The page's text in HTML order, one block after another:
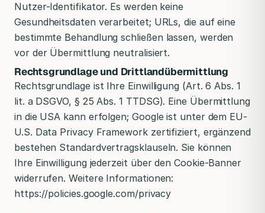
Nutzer-Identifikator. Es werden keine
Gesundheitsdaten verarbeitet; URLs, die auf eine
bestimmte Behandlung schließen lassen, werden
vor der Übermittlung neutralisiert.
Rechtsgrundlage und Drittlandübermittlung
Rechtsgrundlage ist Ihre Einwilligung (Art. 6 Abs. 1
lit. a DSGVO, § 25 Abs. 1 TTDSG). Eine Übermittlung
in die USA kann erfolgen; Google ist unter dem EU-
U.S. Data Privacy Framework zertifiziert, ergänzend
bestehen Standardvertragsklauseln. Sie können
Ihre Einwilligung jederzeit über den Cookie-Banner
widerrufen. Weitere Informationen:
https://policies.google.com/privacy